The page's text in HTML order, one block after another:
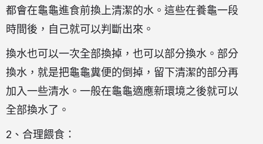
都會在龜龜進食前換上清潔的水。這些在養龜一段
時間後，自己就可以判斷出來。
換水也可以一次全部換掉，也可以部分換水。部分
換水，就是把龜龜糞便的倒掉，留下清潔的部分再
加入一些清水。一般在龜龜適應新環境之後就可以
全部換水了。
2、合理餵食：